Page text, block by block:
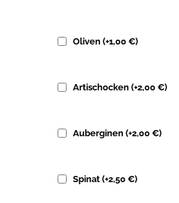
Oliven (+1,00 €)
Artischocken (+2,00 €)
Auberginen (+2,00 €)
Spinat (+2,50 €)